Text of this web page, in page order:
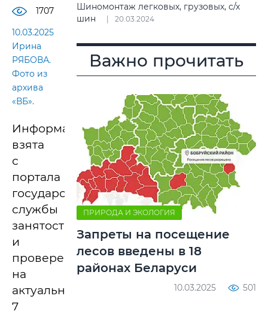
1707
10.03.2025
Ирина
РЯБОВА.
Фото из
архива
«ВБ».
Информация
взята
с
портала
государственной
службы
занятости
и
проверена
на
актуальность
7
Шиномонтаж легковых, грузовых, с/х
шин
20.03.2024
Важно прочитать
ПРИРОДА И ЭКОЛОГИЯ
Запреты на посещение
лесов введены в 18
районах Беларуси
10.03.2025 501